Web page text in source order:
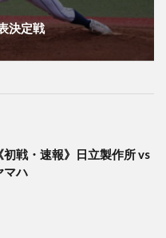
決定戦
初戦・速報》日立製作所 vs
マハ